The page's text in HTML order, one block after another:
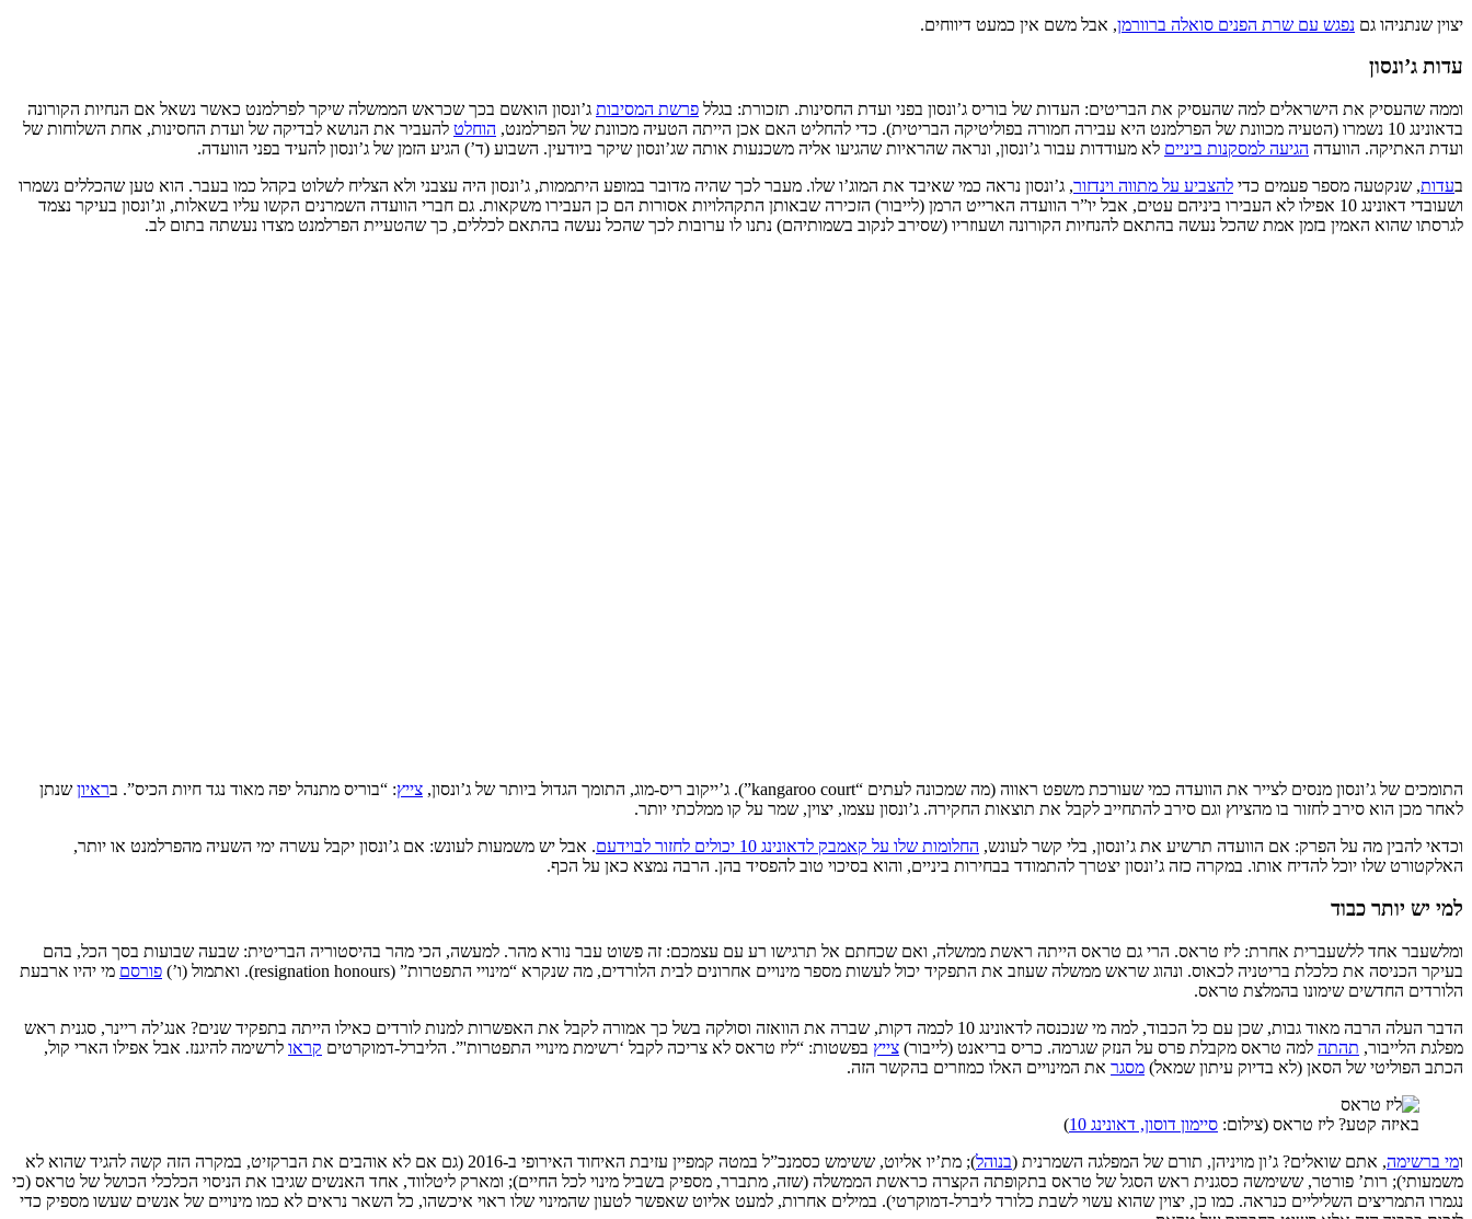
יצוין שנתניהו גם נפגש עם שרת הפנים סואלה ברוורמן, אבל משם אין כמעט דיווחים.
עדות ג’ונסון
וממה שהעסיק את הישראלים למה שהעסיק את הבריטים: העדות של בוריס ג’ונסון בפני ועדת החסינות. תזכורת: בגלל פרשת המסיבות ג’ונסון הואשם בכך שכראש הממשלה שיקר לפרלמנט כאשר נשאל אם הנחיות הקורונה
בדאונינג 10 נשמרו (הטעיה מכוונת של הפרלמנט היא עבירה חמורה בפוליטיקה הבריטית). כדי להחליט האם אכן הייתה הטעיה מכוונת של הפרלמנט,
הוחלט להעביר את הנושא לבדיקה של ועדת החסינות, אחת השלוחות של
ועדת האתיקה. הוועדה הגיעה למסקנות ביניים לא מעודדות עבור ג’ונסון, ונראה שהראיות שהגיעו אליה משכנעות אותה שג’ונסון שיקר ביודעין. השבוע (ד’) הגיע הזמן של ג’ונסון להעיד בפני הוועדה.
בעדות, שנקטעה מספר פעמים כדי להצביע על מתווה וינדזור, ג’ונסון נראה כמי שאיבד את המוג’ו שלו. מעבר לכך שהיה מדובר במופע היתממות, ג’ונסון היה עצבני ולא הצליח לשלוט בקהל כמו בעבר. הוא טען שהכללים נשמרו
ושעובדי דאונינג 10 אפילו לא העבירו ביניהם עטים, אבל יו”ר הוועדה הארייט הרמן (לייבור) הזכירה שבאותן התקהלויות אסורות הם כן העבירו משקאות. גם חברי הוועדה השמרנים הקשו עליו בשאלות, וג’ונסון בעיקר נצמד
לגרסתו שהוא האמין בזמן אמת שהכל נעשה בהתאם להנחיות הקורונה ושעוזריו (שסירב לנקוב בשמותיהם) נתנו לו ערובות לכך שהכל נעשה בהתאם לכללים, כך שהטעיית הפרלמנט מצדו נעשתה בתום לב.
התומכים של ג’ונסון מנסים לצייר את הוועדה כמי שעורכת משפט ראווה (מה שמכונה לעתים “kangaroo court”). ג’ייקוב ריס-מוג, התומך הגדול ביותר של ג’ונסון, צייץ: “בוריס מתנהל יפה מאוד נגד חיות הכיס”. בראיון שנתן
לאחר מכן הוא סירב לחזור בו מהציוץ וגם סירב להתחייב לקבל את תוצאות החקירה. ג’ונסון עצמו, יצוין, שמר על קו ממלכתי יותר.
וכדאי להבין מה על הפרק: אם הוועדה תרשיע את ג’ונסון, בלי קשר לעונש, החלומות שלו על קאמבק לדאונינג 10 יכולים לחזור לבוידעם
. אבל יש משמעות לעונש: אם ג’ונסון יקבל עשרה ימי השעיה מהפרלמנט או יותר,
האלקטורט שלו יוכל להדיח אותו. במקרה כזה ג’ונסון יצטרך להתמודד בבחירות ביניים, והוא בסיכוי טוב להפסיד בהן. הרבה נמצא כאן על הכף.
למי יש יותר כבוד
ומלשעבר אחד ללשעברית אחרת: ליז טראס. הרי גם טראס הייתה ראשת ממשלה, ואם שכחתם אל תרגישו רע עם עצמכם: זה פשוט עבר נורא מהר. למעשה, הכי מהר בהיסטוריה הבריטית: שבעה שבועות בסך הכל, בהם
בעיקר הכניסה את כלכלת בריטניה לכאוס. ונהוג שראש ממשלה שעוזב את התפקיד יכול לעשות מספר מינויים אחרונים לבית הלורדים, מה שנקרא “מינויי התפטרות” (resignation honours). ואתמול (ו’)
פורסם מי יהיו ארבעת
הלורדים החדשים שימונו בהמלצת טראס.
הדבר העלה הרבה מאוד גבות, שכן עם כל הכבוד, למה מי שנכנסה לדאונינג 10 לכמה דקות, שברה את הוואזה וסולקה בשל כך אמורה לקבל את האפשרות למנות לורדים כאילו הייתה בתפקיד שנים? אנג’לה ריינר, סגנית ראש
מפלגת הלייבור, תהתה למה טראס מקבלת פרס על הנזק שגרמה. כריס בריאנט (לייבור) צייץ בפשטות: “ליז טראס לא צריכה לקבל ‘רשימת מינויי התפטרות'”. הליברל-דמוקרטים קראו לרשימה להיגנז. אבל אפילו הארי קול,
הכתב הפוליטי של הסאן (לא בדיוק עיתון שמאל) מסגר את המינויים האלו כמוזרים בהקשר הזה.
באיזה קטע? ליז טראס (צילום: סיימון דוסון, דאונינג 10
)
ומי ברשימה, אתם שואלים? ג’ון מויניהן, תורם של המפלגה השמרנית (בנוהל
); מת’יו אליוט, ששימש כסמנכ”ל במטה קמפיין עזיבת האיחוד האירופי ב-2016 (גם אם לא אוהבים את הברקזיט, במקרה הזה קשה להגיד שהוא לא
משמעותי); רות’ פורטר, ששימשה כסגנית ראש הסגל של טראס בתקופתה הקצרה כראשת הממשלה (שזה, מתברר, מספיק בשביל מינוי לכל החיים); ומארק ליטלווד, אחד האנשים שגיבו את הניסוי הכלכלי הכושל של טראס (כי
נגמרו התמריצים השליליים כנראה. כמו כן, יצוין שהוא עשוי לשבת כלורד ליברל-דמוקרטי). במילים אחרות, למעט אליוט שאפשר לטעון שהמינוי שלו ראוי איכשהו, כל השאר נראים לא כמו מינויים של אנשים שעשו מספיק כדי